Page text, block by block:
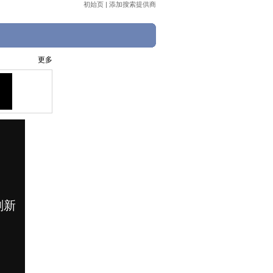
初始页 | 添加搜索提供商
更多